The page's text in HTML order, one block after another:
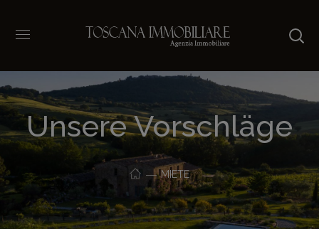
Unsere Vorschläge
MIETE